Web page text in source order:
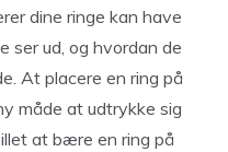
dine ringe kan have
ser ud, og hvordan de
At placere en ring på
måde at udtrykke sig
at bære en ring på